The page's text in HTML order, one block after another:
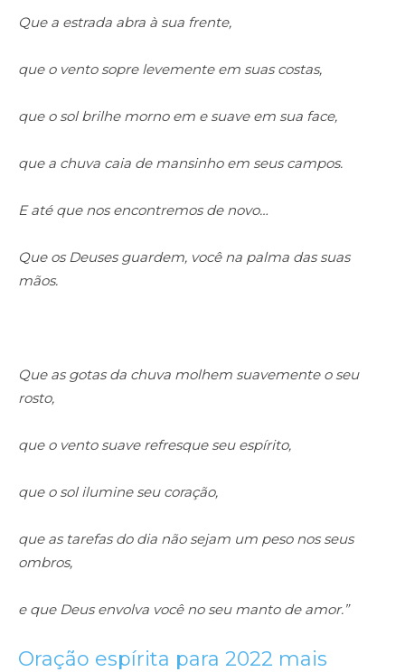
Que a estrada abra à sua frente,
que o vento sopre levemente em suas costas,
que o sol brilhe morno em e suave em sua face,
que a chuva caia de mansinho em seus campos.
E até que nos encontremos de novo…
Que os Deuses guardem, você na palma das suas
mãos.
Que as gotas da chuva molhem suavemente o seu
rosto,
que o vento suave refresque seu espírito,
que o sol ilumine seu coração,
que as tarefas do dia não sejam um peso nos seus
ombros,
e que Deus envolva você no seu manto de amor.”
Oração espírita para 2022 mais